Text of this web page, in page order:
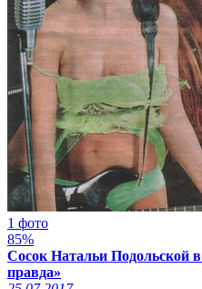
1 фото
85%
Сосок Натальи Подольской
правда»